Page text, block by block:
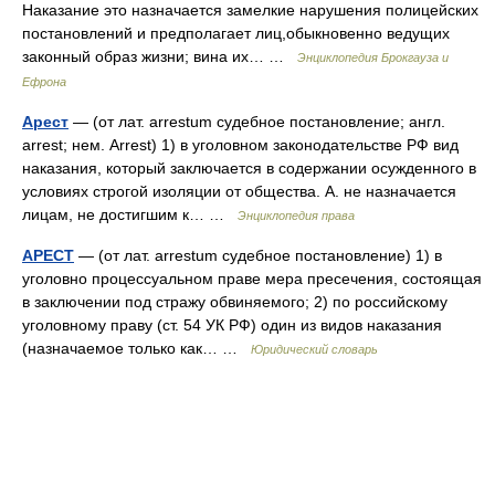
Наказание это назначается замелкие нарушения полицейских
постановлений и предполагает лиц,обыкновенно ведущих
законный образ жизни; вина их… …
Энциклопедия Брокгауза и
Ефрона
Арест — (от лат. arrestum судебное постановление; англ.
arrest; нем. Arrest) 1) в уголовном законодательстве РФ вид
наказания, который заключается в содержании осужденного в
условиях строгой изоляции от общества. А. не назначается
лицам, не достигшим к… …
Энциклопедия права
АРЕСТ — (от лат. arrestum судебное постановление) 1) в
уголовно процессуальном праве мера пресечения, состоящая
в заключении под стражу обвиняемого; 2) по российскому
уголовному праву (ст. 54 УК РФ) один из видов наказания
(назначаемое только как… …
Юридический словарь